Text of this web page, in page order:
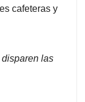
cafeteras y
las